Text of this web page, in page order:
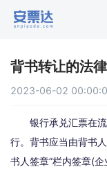
背书转让的法
2023-06-02
银行承兑汇票在
行。背书应当由背书
书人签章”栏内签章(